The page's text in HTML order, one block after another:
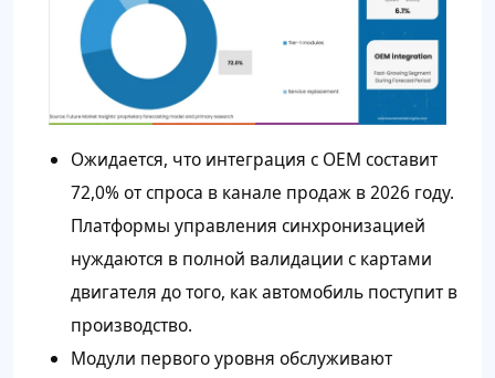
Ожидается, что интеграция с OEM составит
72,0% от спроса в канале продаж в 2026 году.
Платформы управления синхронизацией
нуждаются в полной валидации с картами
двигателя до того, как автомобиль поступит в
производство.
Модули первого уровня обслуживают